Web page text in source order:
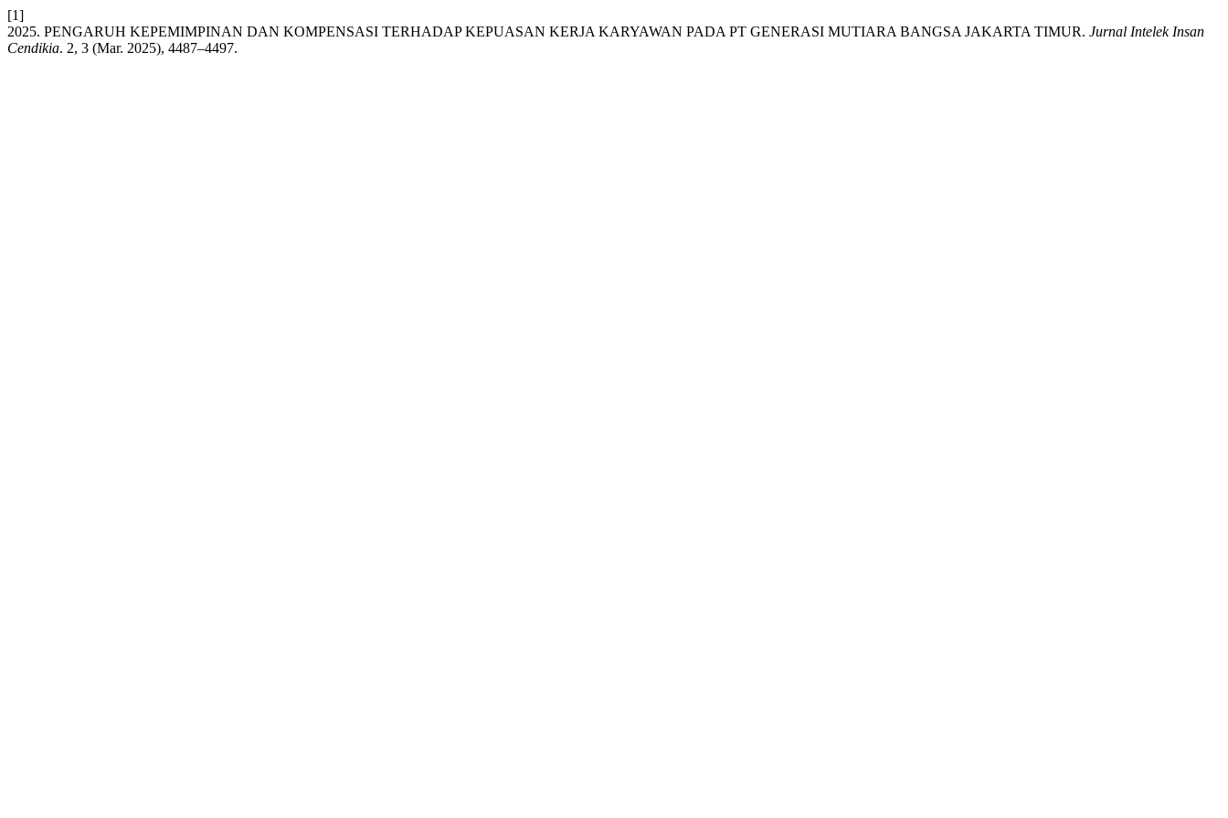
[1]
2025. PENGARUH KEPEMIMPINAN DAN KOMPENSASI TERHADAP KEPUASAN KERJA KARYAWAN PADA PT GENERASI MUTIARA BANGSA JAKARTA TIMUR. Jurnal Intelek Insan
Cendikia. 2, 3 (Mar. 2025), 4487–4497.